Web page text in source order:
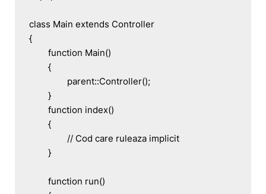
class Main extends Controller
{